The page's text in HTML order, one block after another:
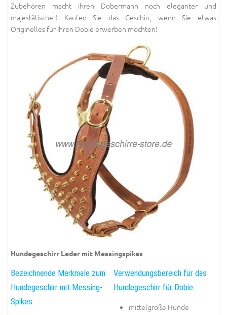
Zubehören macht Ihren Dobermann noch eleganter und
majestätischer! Kaufen Sie das Geschirr, wenn Sie etwas
Originelles für Ihren Dobie erwerben möchten!
Hundegeschirr Leder mit Messingspikes
Bezeichnende Merkmale zum
Hundegeschirr mit Messing-
Spikes:
Verwendungsbereich für das
Hundegeschirr für Dobie:
mittelgroße Hunde